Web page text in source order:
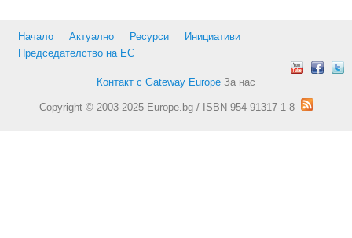
Начало Актуално Ресурси
Инициативи
Председателство на ЕС
Контакт с Gateway Europe За нас
Copyright © 2003-2025 Europe.bg / ISBN 954-91317-1-8